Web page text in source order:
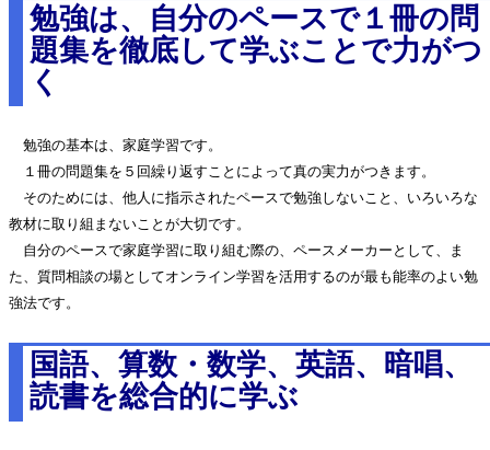
勉強は、自分のペースで１冊の問
題集を徹底して学ぶことで力がつ
く
勉強の基本は、家庭学習です。
１冊の問題集を５回繰り返すことによって真の実力がつきます。
そのためには、他人に指示されたペースで勉強しないこと、いろいろな
教材に取り組まないことが大切です。
自分のペースで家庭学習に取り組む際の、ペースメーカーとして、ま
た、質問相談の場としてオンライン学習を活用するのが最も能率のよい勉
強法です。
国語、算数・数学、英語、暗唱、
読書を総合的に学ぶ